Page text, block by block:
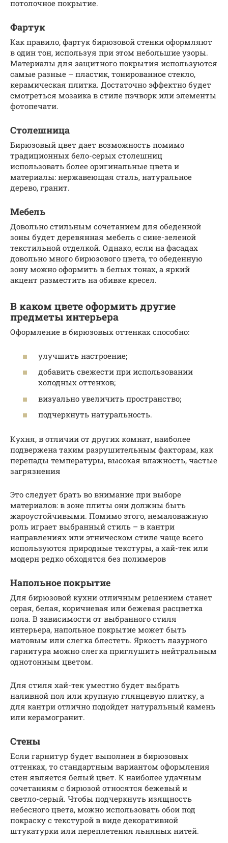
потолочное покрытие.
Фартук
Как правило, фартук бирюзовой стенки оформляют
в один тон, используя при этом небольшие узоры.
Материалы для защитного покрытия используются
самые разные – пластик, тонированное стекло,
керамическая плитка. Достаточно эффектно будет
смотреться мозаика в стиле пэчворк или элементы
фотопечати.
Столешница
Бирюзовый цвет дает возможность помимо
традиционных бело-серых столешниц
использовать более оригинальные цвета и
материалы: нержавеющая сталь, натуральное
дерево, гранит.
Мебель
Довольно стильным сочетанием для обеденной
зоны будет деревянная мебель с сине-зеленой
текстильной отделкой. Однако, если на фасадах
довольно много бирюзового цвета, то обеденную
зону можно оформить в белых тонах, а яркий
акцент разместить на обивке кресел.
В каком цвете оформить другие
предметы интерьера
Оформление в бирюзовых оттенках способно:
улучшить настроение;
добавить свежести при использовании
холодных оттенков;
визуально увеличить пространство;
подчеркнуть натуральность.
Кухня, в отличии от других комнат, наиболее
подвержена таким разрушительным факторам, как
перепады температуры, высокая влажность, частые
загрязнения
Это следует брать во внимание при выборе
материалов: в зоне плиты они должны быть
жароустойчивыми. Помимо этого, немаловажную
роль играет выбранный стиль – в кантри
направлениях или этническом стиле чаще всего
используются природные текстуры, а хай-тек или
модерн редко обходятся без полимеров
Напольное покрытие
Для бирюзовой кухни отличным решением станет
серая, белая, коричневая или бежевая расцветка
пола. В зависимости от выбранного стиля
интерьера, напольное покрытие может быть
матовым или слегка блестеть. Яркость лазурного
гарнитура можно слегка приглушить нейтральным
однотонным цветом.
Для стиля хай-тек уместно будет выбрать
наливной пол или крупную глянцевую плитку, а
для кантри отлично подойдет натуральный камень
или керамогранит.
Стены
Если гарнитур будет выполнен в бирюзовых
оттенках, то стандартным вариантом оформления
стен является белый цвет. К наиболее удачным
сочетаниям с бирюзой относятся бежевый и
светло-серый. Чтобы подчеркнуть изящность
небесного цвета, можно использовать обои под
покраску с текстурой в виде декоративной
штукатурки или переплетения льняных нитей.